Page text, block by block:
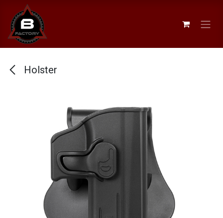
Se rendre au contenu
Holster